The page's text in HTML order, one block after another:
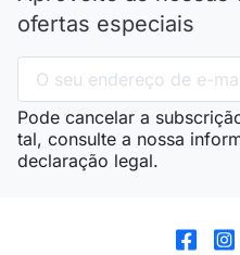
ofertas especiais
Pode cancelar a
tal, consulte a nossa
declaração legal.